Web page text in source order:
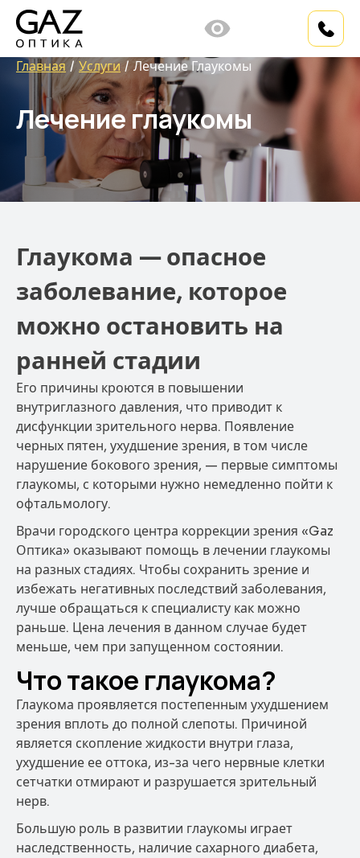
Главная Услуги Лечение Глаукомы
Лечение глаукомы
Глаукома — опасное
заболевание, которое
можно остановить на
ранней стадии
Его причины кроются в повышении
внутриглазного давления, что приводит к
дисфункции зрительного нерва. Появление
черных пятен, ухудшение зрения, в том числе
нарушение бокового зрения, — первые симптомы
глаукомы, с которыми нужно немедленно пойти к
офтальмологу.
Врачи городского центра коррекции зрения «Gaz
Оптика» оказывают помощь в лечении глаукомы
на разных стадиях. Чтобы сохранить зрение и
избежать негативных последствий заболевания,
лучше обращаться к специалисту как можно
раньше. Цена лечения в данном случае будет
меньше, чем при запущенном состоянии.
Что такое глаукома?
Глаукома проявляется постепенным ухудшением
зрения вплоть до полной слепоты. Причиной
является скопление жидкости внутри глаза,
ухудшение ее оттока, из-за чего нервные клетки
сетчатки отмирают и разрушается зрительный
нерв.
Большую роль в развитии глаукомы играет
наследственность, наличие сахарного диабета,